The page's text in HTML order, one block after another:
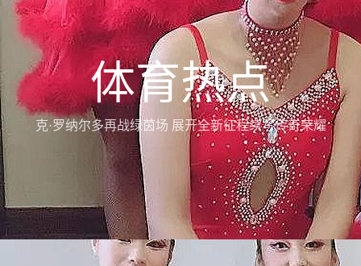
体育热点
克·罗纳尔多再战绿茵场 展开全新征程续写传奇荣耀